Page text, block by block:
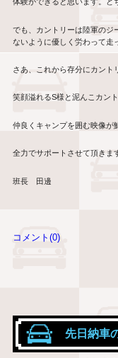
でも、カントリーは陸軍のジ
ないように優しく労わって走
さあ、これから存分にカント
笑顔溢れるS様と泥んこカント
仲良くキャンプを囲む映像が
全力でサポートさせて頂きま
班長 田邊
コメント(0)
先日納車